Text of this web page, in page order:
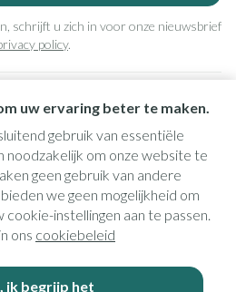
uw ervaring beter te maken.
gebruik van essentiële
noodzakelijk om onze website te
geen gebruik van andere
we geen mogelijkheid om
instellingen aan te passen.
ons cookiebeleid
ik begrijp het
schrijft u zich in voor onze nieuwsbrief
policy.